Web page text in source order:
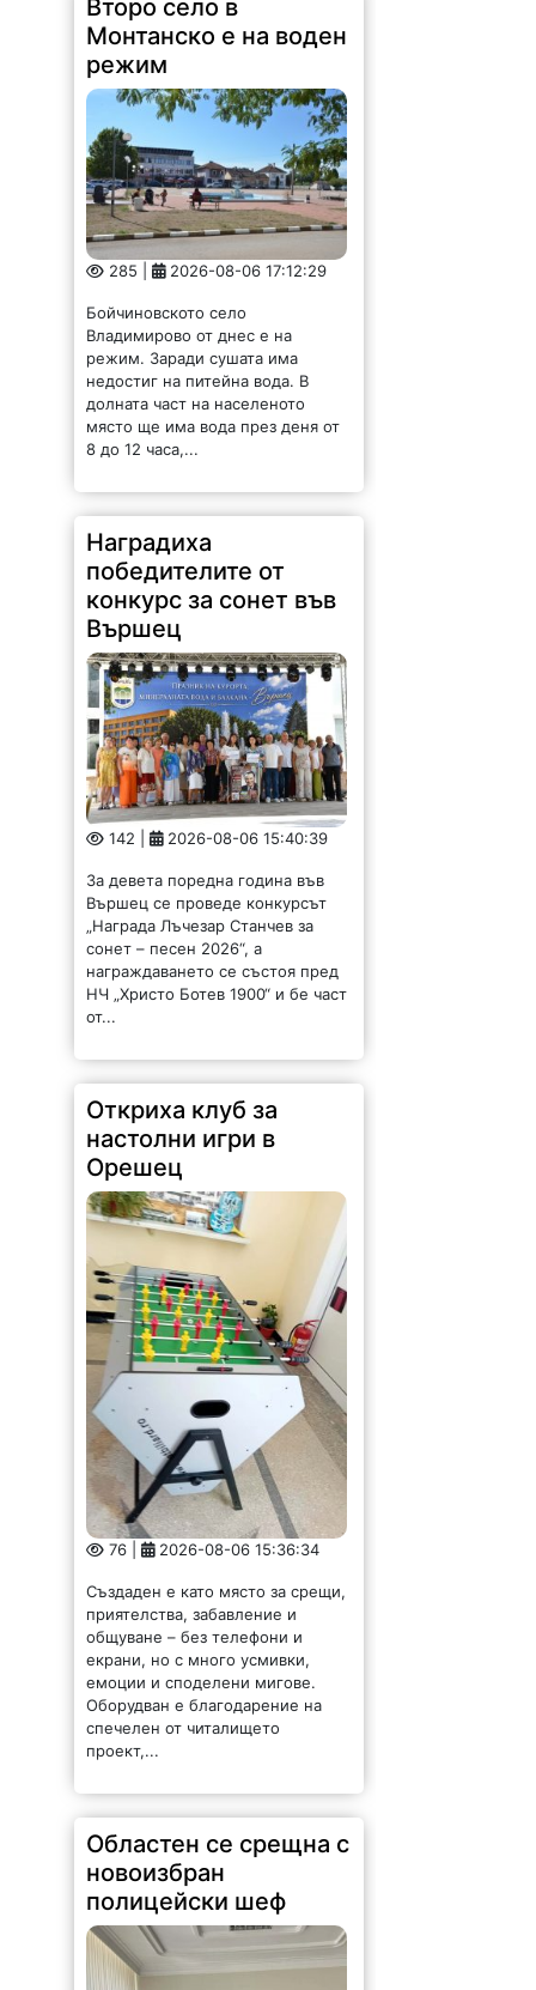
Монтанско е на воден
режим
285 | 2026-08-06 17:12:29
Бойчиновското село
Владимирово от днес е на
режим. Заради сушата има
недостиг на питейна вода. В
долната част на населеното
място ще има вода през деня от
8 до 12 часа,...
Наградиха
победителите от
конкурс за сонет във
Вършец
142 | 2026-08-06 15:40:39
За девета поредна година във
Вършец се проведе конкурсът
„Награда Лъчезар Станчев за
сонет – песен 2026“, а
награждаването се състоя пред
НЧ „Христо Ботев 1900“ и бе част
от...
Откриха клуб за
настолни игри в
Орешец
76 | 2026-08-06 15:36:34
Създаден е като място за срещи,
приятелства, забавление и
общуване – без телефони и
екрани, но с много усмивки,
емоции и споделени мигове.
Оборудван е благодарение на
спечелен от читалището
проект,...
Областен се срещна с
новоизбран
полицейски шеф